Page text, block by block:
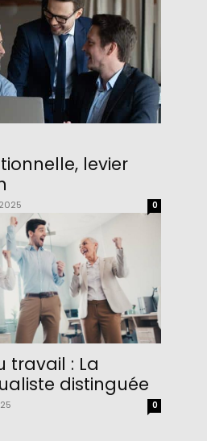
levier
0
travail : La
distinguée
0